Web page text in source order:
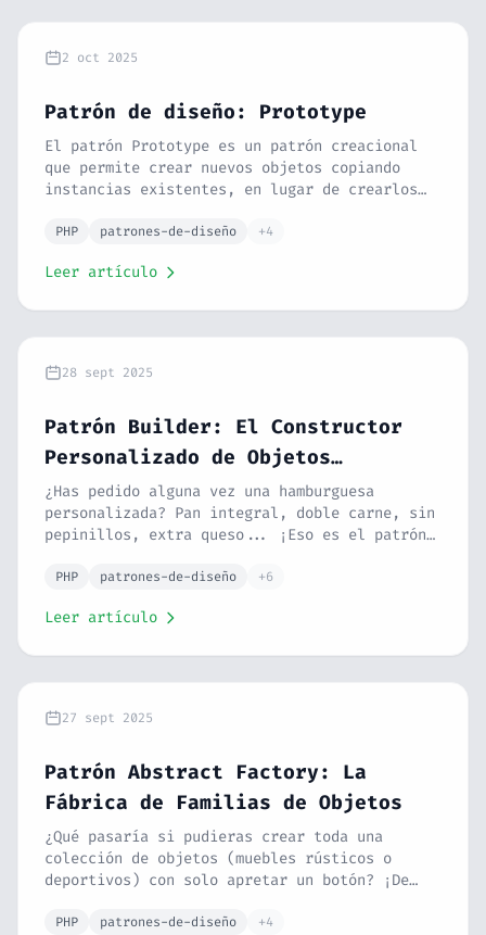
2 oct 2025
Patrón de diseño: Prototype
El patrón Prototype es un patrón creacional
que permite crear nuevos objetos copiando
instancias existentes, en lugar de crearlos
implementarlo y por qué puede ahorrarte mucho
complejos de forma eficiente. 🧬
PHP patrones-de-diseño +4
Leer artículo
28 sept 2025
Patrón Builder: El Constructor
Personalizado de Objetos
Complejos
¿Has pedido alguna vez una hamburguesa
personalizada? Pan integral, doble carne, sin
pepinillos, extra queso... ¡Eso es el patrón
complejos paso a paso sin constructores
PHP patrones-de-diseño +6
Leer artículo
27 sept 2025
Patrón Abstract Factory: La
Fábrica de Familias de Objetos
¿Qué pasaría si pudieras crear toda una
colección de objetos (muebles rústicos o
deportivos) con solo apretar un botón? ¡De
explico con lenguaje sencillo y un ejemplo de
PHP patrones-de-diseño +4